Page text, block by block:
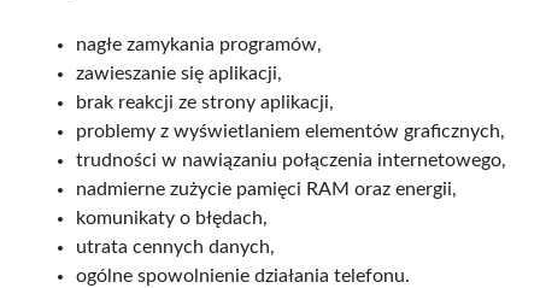
nagłe zamykania programów,
zawieszanie się aplikacji,
brak reakcji ze strony aplikacji,
problemy z wyświetlaniem elementów graficznych,
trudności w nawiązaniu połączenia internetowego,
nadmierne zużycie pamięci RAM oraz energii,
komunikaty o błędach,
utrata cennych danych,
ogólne spowolnienie działania telefonu.